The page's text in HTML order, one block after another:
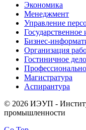
Экономика
Менеджмент
Управление
Бизнес-
Организация
Гостиничное дело
Магистратура
Аспирантура
© 2026 ИЭУП -
промышленности